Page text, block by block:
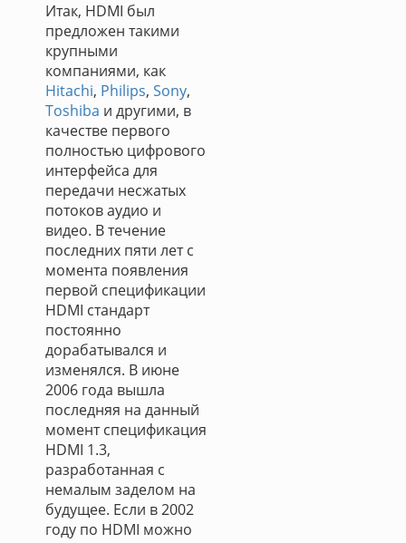
Итак, HDMI был
предложен такими
крупными
компаниями, как
Hitachi, Philips, Sony,
Toshiba и другими, в
качестве первого
полностью цифрового
интерфейса для
передачи несжатых
потоков аудио и
видео. В течение
последних пяти лет с
момента появления
первой спецификации
HDMI стандарт
постоянно
дорабатывался и
изменялся. В июне
2006 года вышла
последняя на данный
момент спецификация
HDMI 1.3,
разработанная с
немалым заделом на
будущее. Если в 2002
году по HDMI можно